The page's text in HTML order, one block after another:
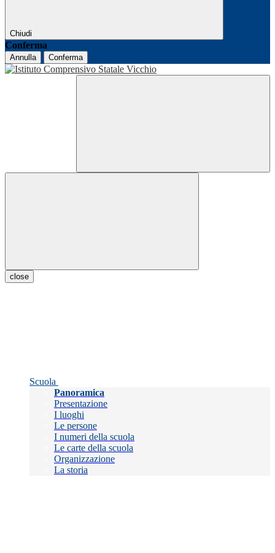
Chiudi
Conferma
Annulla Conferma
close
Scuola
Panoramica
Presentazione
I luoghi
Le persone
I numeri della scuola
Le carte della scuola
Organizzazione
La storia